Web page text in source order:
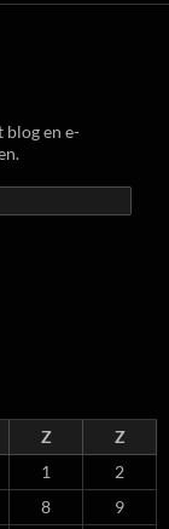
blog en e-
Z
Z
1
2
8
9